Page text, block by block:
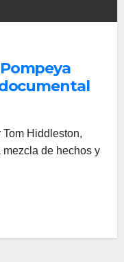
Tom Hiddleston,
mezcla de hechos y